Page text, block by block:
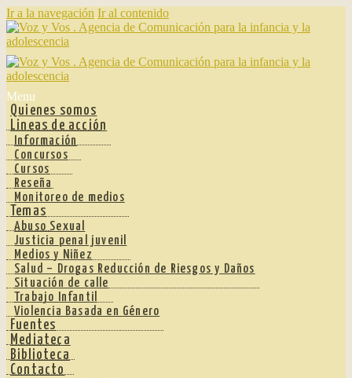
Ir a la navegación Ir al contenido
Menu
Quienes somos
Lineas de acción
Información
Concursos
Cursos
Reseña
Monitoreo de medios
Temas
Abuso Sexual
Justicia penal juvenil
Medios y Niñez
Salud – Drogas Reducción de Riesgos y Daños
Situación de calle
Trabajo Infantil
Violencia Basada en Género
Fuentes
Mediateca
Biblioteca
Contacto